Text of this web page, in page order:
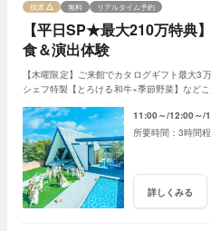
【平日SP★最大210万特典
食＆演出体験
残席 無料 リアルタイム予約
【木曜限定】ご来館でカタログギフト最大3
シェフ特製【とろける和牛×季節野菜】など
11:00～ 12:00～
3時間
詳しくみる